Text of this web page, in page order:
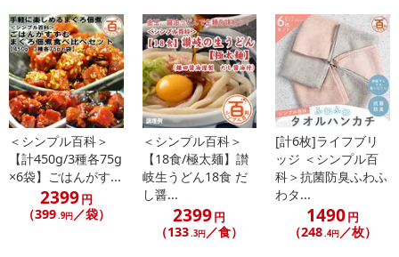
※会員様のご都合でお受取りいただけない場合、商品の再発送や返
金はいたしかねます。
また、お届け日時のご指定は、お受けできません。宅配業者からの
不在票にてご対応ください。
※発送予定日は前後する場合がございます。また商品によって発送
日が異なります。
※dショッピングサンプル百貨店よりお届けする商品は、ご利用いた
だいた後のご感想をいただくことを目的としており、転売等は固く
禁じます。
転売等、目的以外での利用が確認された場合は、サービス利用を停
止させていただきます。
＜シンプル百科＞
【計450g/3種各75g
×6袋】ごはんがす...
2399円
（399.9円／袋）
＜シンプル百科＞
【18食/極太麺】讃
岐生うどん18食 だ
し醤...
2399円
（133.3円／食）
[計6枚]ライフブリ
ッジ ＜シンプル百
科＞抗菌防臭ふわふ
わタ...
1490円
（248.4円／枚）